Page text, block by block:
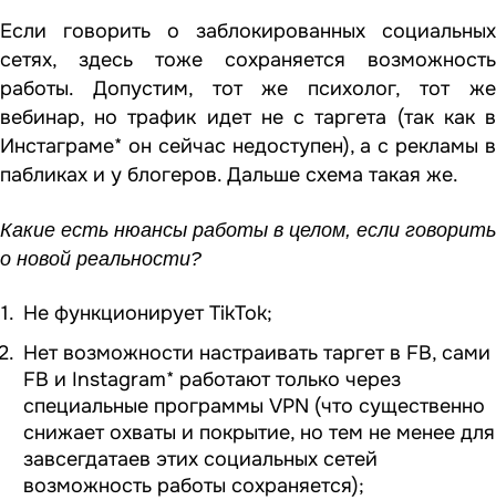
Если говорить о заблокированных социальных
сетях, здесь тоже сохраняется возможность
работы. Допустим, тот же психолог, тот же
вебинар, но трафик идет не с таргета (так как в
Инстаграме* он сейчас недоступен), а с рекламы в
пабликах и у блогеров. Дальше схема такая же.
Какие есть нюансы работы в целом, если говорить
о новой реальности?
Не функционирует TikTok;
Нет возможности настраивать таргет в FB, сами
FB и Instagram* работают только через
специальные программы VPN (что существенно
снижает охваты и покрытие, но тем не менее для
завсегдатаев этих социальных сетей
возможность работы сохраняется);